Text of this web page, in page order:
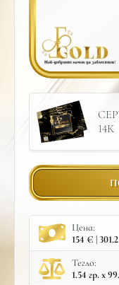
14К
Цена:
154 € |
Тегло:
1.54 гр. x